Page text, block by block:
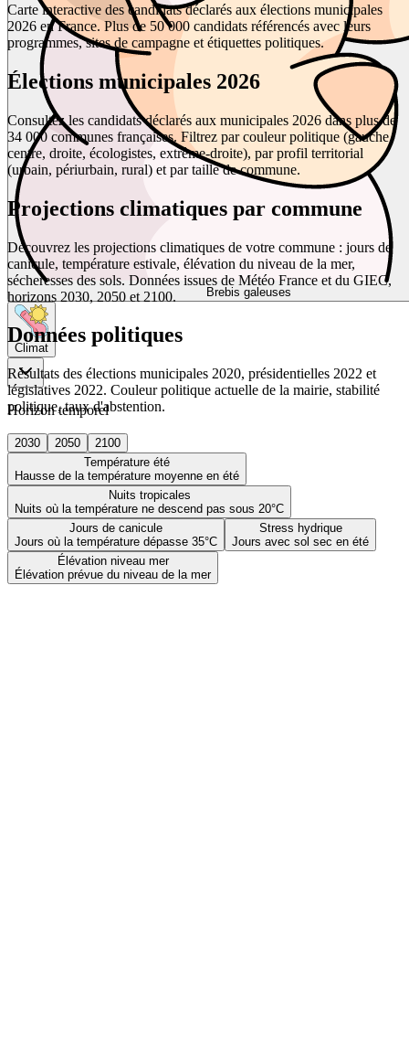
Brebis galeuses
Climat
Horizon temporel
2030 2050
2100
Température été
Hausse de la température moyenne en été
Nuits tropicales
Nuits où la température ne descend pas sous 20°C
Jours de canicule
Jours où la température dépasse 35°C
Stress hydrique
Jours avec sol sec en été
Élévation niveau mer
Élévation prévue du niveau de la mer
Carte interactive des candidats déclarés aux élections municipales
2026 en France. Plus de 50 000 candidats référencés avec leurs
programmes, sites de campagne et étiquettes politiques.
Élections municipales 2026
Consultez les candidats déclarés aux municipales 2026 dans plus de
34 000 communes françaises. Filtrez par couleur politique (gauche,
centre, droite, écologistes, extrême-droite), par profil territorial
(urbain, périurbain, rural) et par taille de commune.
Projections climatiques par commune
Découvrez les projections climatiques de votre commune : jours de
canicule, température estivale, élévation du niveau de la mer,
sécheresses des sols. Données issues de Météo France et du GIEC,
horizons 2030, 2050 et 2100.
Données politiques
Résultats des élections municipales 2020, présidentielles 2022 et
législatives 2022. Couleur politique actuelle de la mairie, stabilité
politique, taux d'abstention.